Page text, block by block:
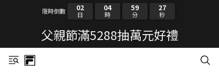
限時倒數 02
日
04
時
59
分
26
秒
父親節滿5288抽萬元好禮